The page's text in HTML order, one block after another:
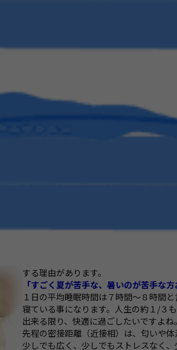
する理由があります。
「すごく夏が苦手な、暑いのが苦手な方
１日の平均睡眠時間は７時間～８時間
寝ている事になります。人生の約１/３
出来る限り、快適に過ごしたいですよね。
先程の密接距離（近接相）は、匂いや
少しでも広く、少しでもストレスなく